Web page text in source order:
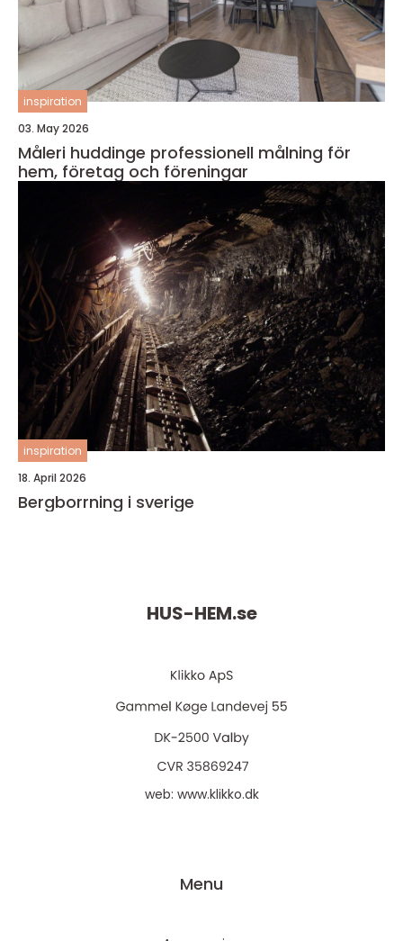
inspiration
03. May 2026
Måleri huddinge professionell målning för
hem, företag och föreningar
inspiration
18. April 2026
Bergborrning i sverige
HUS-HEM.se
web: www.klikko.dk
Menu